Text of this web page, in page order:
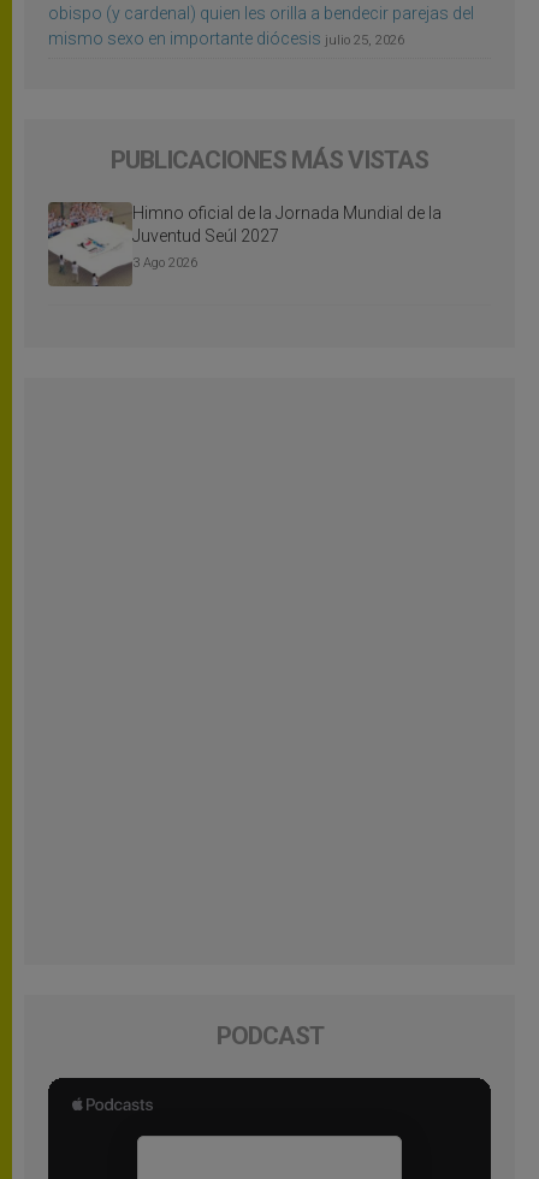
obispo (y cardenal) quien les orilla a bendecir parejas del
mismo sexo en importante diócesis julio 25, 2026
PUBLICACIONES MÁS VISTAS
Himno oficial de la Jornada Mundial de la
Juventud Seúl 2027
3 Ago 2026
PODCAST